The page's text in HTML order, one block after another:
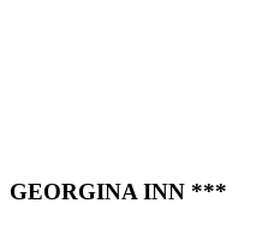
GEORGINA INN ***